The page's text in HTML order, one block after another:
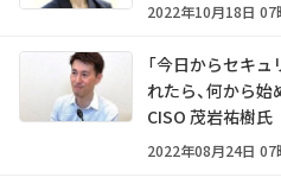
2022年10月18日 07
「今日からセキュ
れたら、何から始
CISO 茂岩祐樹氏
2022年08月24日 07